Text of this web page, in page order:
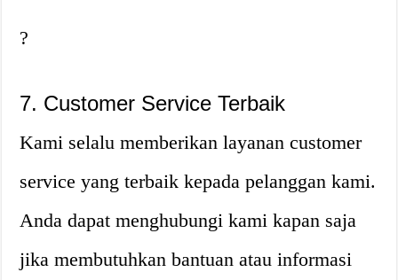
?
7. Customer Service Terbaik
Kami selalu memberikan layanan customer
service yang terbaik kepada pelanggan kami.
Anda dapat menghubungi kami kapan saja
jika membutuhkan bantuan atau informasi